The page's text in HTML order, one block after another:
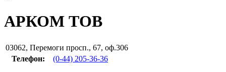
АРКОМ ТОВ
03062, Перемоги просп., 67, оф.306
Телефон:
(0-44) 205-36-36